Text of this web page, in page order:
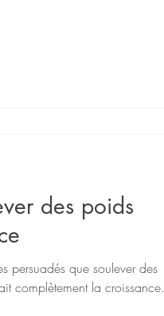
des poids
persuadés que soulever des
complètement la croissance.